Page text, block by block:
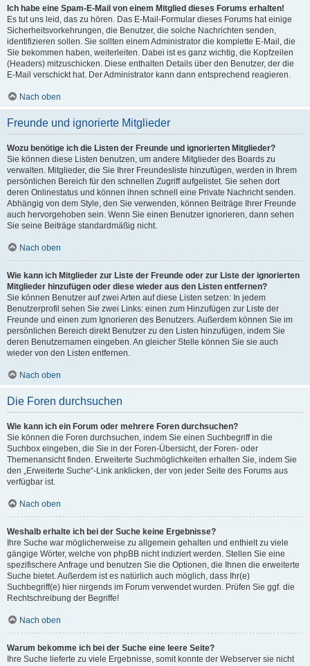
Ich habe eine Spam-E-Mail von einem Mitglied dieses Forums erhalten!
Es tut uns leid, das zu hören. Das E-Mail-Formular dieses Forums hat einige
Sicherheitsvorkehrungen, die Benutzer, die solche Nachrichten senden,
identifizieren sollen. Sie sollten einem Administrator die komplette E-Mail, die
Sie bekommen haben, weiterleiten. Dabei ist es ganz wichtig, die Kopfzeilen
(Headers) mitzuschicken. Diese enthalten Details über den Benutzer, der die
E-Mail verschickt hat. Der Administrator kann dann entsprechend reagieren.
Nach oben
Freunde und ignorierte Mitglieder
Wozu benötige ich die Listen der Freunde und ignorierten Mitglieder?
Sie können diese Listen benutzen, um andere Mitglieder des Boards zu
verwalten. Mitglieder, die Sie Ihrer Freundesliste hinzufügen, werden in Ihrem
persönlichen Bereich für den schnellen Zugriff aufgelistet. Sie sehen dort
deren Onlinestatus und können ihnen schnell eine Private Nachricht senden.
Abhängig von dem Style, den Sie verwenden, können Beiträge Ihrer Freunde
auch hervorgehoben sein. Wenn Sie einen Benutzer ignorieren, dann sehen
Sie seine Beiträge standardmäßig nicht.
Nach oben
Wie kann ich Mitglieder zur Liste der Freunde oder zur Liste der ignorierten
Mitglieder hinzufügen oder diese wieder aus den Listen entfernen?
Sie können Benutzer auf zwei Arten auf diese Listen setzen: In jedem
Benutzerprofil sehen Sie zwei Links: einen zum Hinzufügen zur Liste der
Freunde und einen zum Ignorieren des Benutzers. Außerdem können Sie im
persönlichen Bereich direkt Benutzer zu den Listen hinzufügen, indem Sie
deren Benutzernamen eingeben. An gleicher Stelle können Sie sie auch
wieder von den Listen entfernen.
Nach oben
Die Foren durchsuchen
Wie kann ich ein Forum oder mehrere Foren durchsuchen?
Sie können die Foren durchsuchen, indem Sie einen Suchbegriff in die
Suchbox eingeben, die Sie in der Foren-Übersicht, der Foren- oder
Themenansicht finden. Erweiterte Suchmöglichkeiten erhalten Sie, indem Sie
den „Erweiterte Suche“-Link anklicken, der von jeder Seite des Forums aus
verfügbar ist.
Nach oben
Weshalb erhalte ich bei der Suche keine Ergebnisse?
Ihre Suche war möglicherweise zu allgemein gehalten und enthielt zu viele
gängige Wörter, welche von phpBB nicht indiziert werden. Stellen Sie eine
spezifischere Anfrage und benutzen Sie die Optionen, die Ihnen die erweiterte
Suche bietet. Außerdem ist es natürlich auch möglich, dass Ihr(e)
Suchbegriff(e) hier nirgends im Forum verwendet wurden. Prüfen Sie ggf. die
Rechtschreibung der Begriffe!
Nach oben
Warum bekomme ich bei der Suche eine leere Seite?
Ihre Suche lieferte zu viele Ergebnisse, somit konnte der Webserver sie nicht